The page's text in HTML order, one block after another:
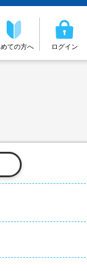
ての方へ ログイン